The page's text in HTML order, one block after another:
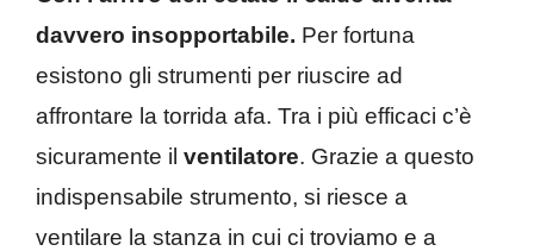
davvero insopportabile. Per fortuna
esistono gli strumenti per riuscire ad
affrontare la torrida afa. Tra i più efficaci c’è
sicuramente il ventilatore. Grazie a questo
indispensabile strumento, si riesce a
ventilare la stanza in cui ci troviamo e a